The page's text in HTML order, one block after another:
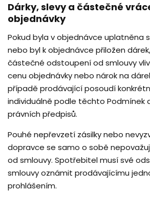
Dárky, slevy a částečné
objednávky
Pokud byla v objednávce uplatněna
nebo byl k objednávce přiložen
částečné odstoupení od smlouvy
cenu objednávky nebo nárok na
případě prodávající posoudí
individuálně podle těchto Podmínek
právních předpisů.
Pouhé nepřevzetí zásilky nebo
dopravce se samo o sobě
od smlouvy. Spotřebitel musí své
smlouvy oznámit prodávajícímu
prohlášením.